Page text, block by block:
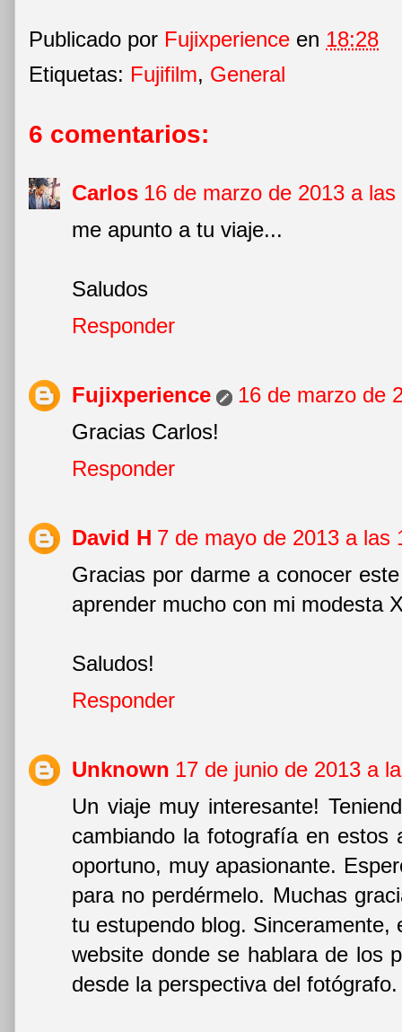
Publicado por Fujixperience en 18:28
Etiquetas: Fujifilm, General
6 comentarios:
Carlos 16 de marzo de 2013 a las
me apunto a tu viaje...
Saludos
Responder
Fujixperience
16 de marzo de
Gracias Carlos!
Responder
David H 7 de mayo de 2013 a las
Gracias por darme a conocer
aprender mucho con mi modesta
Saludos!
Responder
Unknown 17 de junio de 2013 a
Un viaje muy interesante!
cambiando la fotografía en estos
oportuno, muy apasionante.
para no perdérmelo. Muchas
tu estupendo blog. Sinceramente,
website donde se hablara de los
desde la perspectiva del fotógrafo.